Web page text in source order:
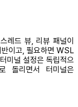
레드 뷰, 리뷰 패널이
이고, 필요하면 WSL
미널 설정은 독립적으
돌리면서 터미널은